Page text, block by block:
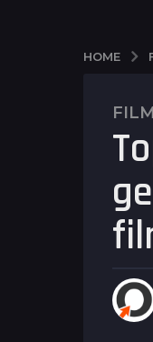
HOME
2
j
a
r
a
g
2
j